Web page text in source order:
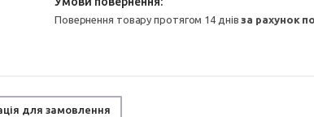
повернення товару протягом 14 днівза рахунок
для замовлення